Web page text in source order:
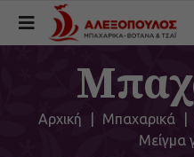
Αρχική Μπαχαρικά
Μείγμα